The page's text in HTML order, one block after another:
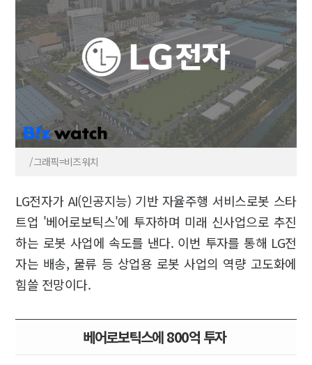
/그래픽=비즈워치
LG전자가 AI(인공지능) 기반 자율주행 서비스로봇 스타
트업 '베어로보틱스'에 투자하며 미래 신사업으로 추진
하는 로봇 사업에 속도를 낸다. 이번 투자를 통해 LG전
자는 배송, 물류 등 상업용 로봇 사업의 역량 고도화에
힘쓸 전망이다.
베어로보틱스에 800억 투자